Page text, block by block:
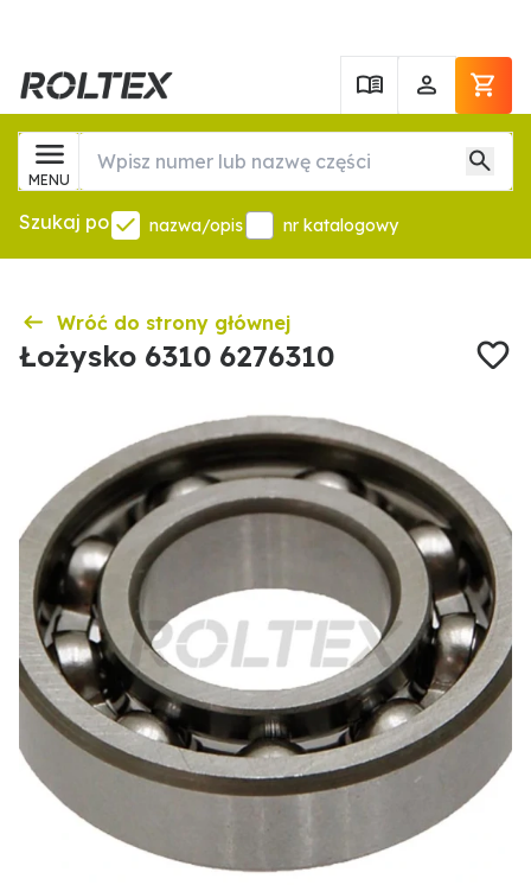
MENU
Szukaj po nazwa/opis nr katalogowy
Wróć do strony głównej
Łożysko 6310 6276310